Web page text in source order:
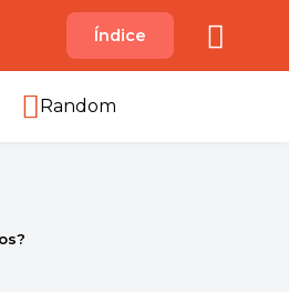
B C
Índice
Random